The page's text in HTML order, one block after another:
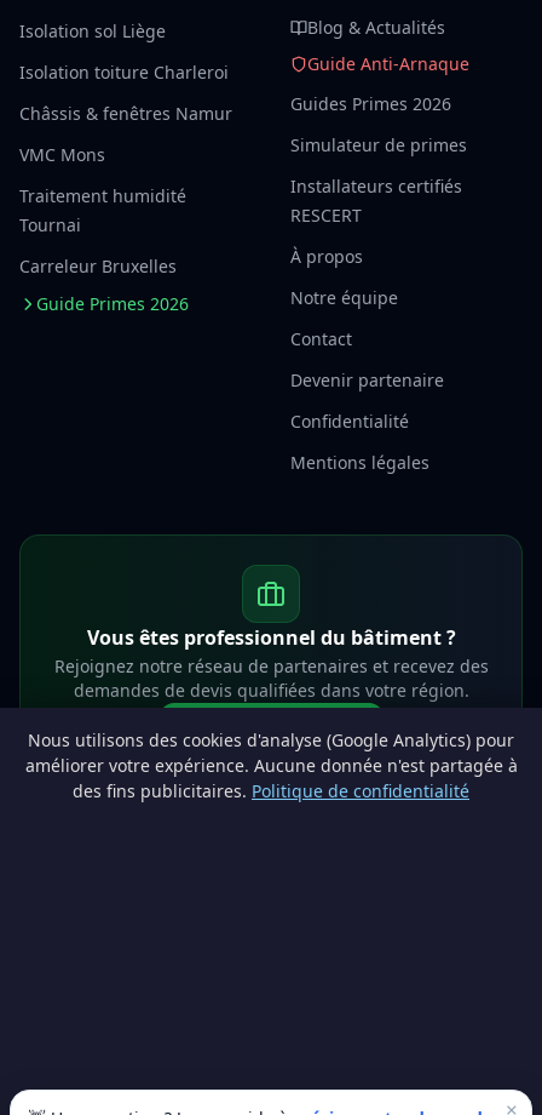
Nous utilisons des cookies d'analyse (Google Analytics) pour
améliorer votre expérience. Aucune donnée n'est partagée à
des fins publicitaires. Politique de confidentialité
Isolation sol Liège
Isolation toiture Charleroi
Châssis & fenêtres Namur
VMC Mons
Traitement humidité
Tournai
Carreleur Bruxelles
Guide Primes 2026
Blog & Actualités
Guide Anti-Arnaque
Guides Primes 2026
Simulateur de primes
Installateurs certifiés
RESCERT
À propos
Notre équipe
Contact
Devenir partenaire
Confidentialité
Mentions légales
Vous êtes professionnel du bâtiment ?
Rejoignez notre réseau de partenaires et recevez des
demandes de devis qualifiées dans votre région.
info@lesprosdemaville.be
conseil personnalisé.